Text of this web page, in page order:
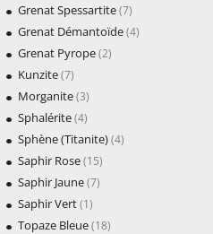
Grenat Spessartite(7)
Grenat Démantoïde(4)
Grenat Pyrope(2)
Kunzite(7)
Morganite(3)
Sphalérite(4)
Sphène (Titanite)(4)
Saphir Rose(15)
Saphir Jaune(7)
Saphir Vert(1)
Topaze Bleue(18)